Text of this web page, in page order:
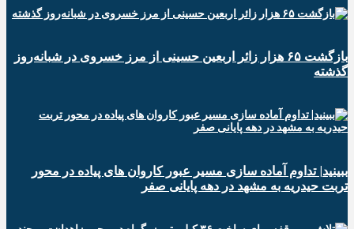
️بازگشت ۶۵ هزار زائر اربعین حسینی از مرز خسروی در شبانه‌روز
گذشته
ببینید| تداوم آماده سازی مسیر عبور کاروان های پیاده در محور
تربت حیدریه به مشهد در دهه پایانی صفر